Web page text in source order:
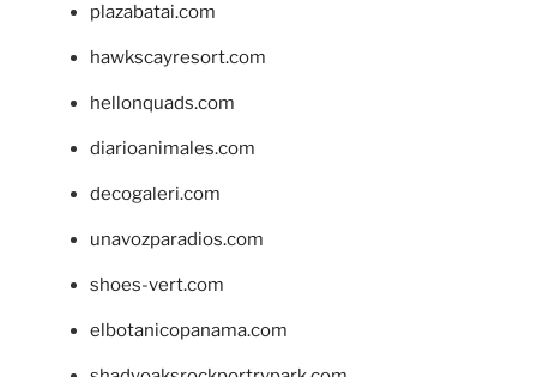
plazabatai.com
hawkscayresort.com
hellonquads.com
diarioanimales.com
decogaleri.com
unavozparadios.com
shoes-vert.com
elbotanicopanama.com